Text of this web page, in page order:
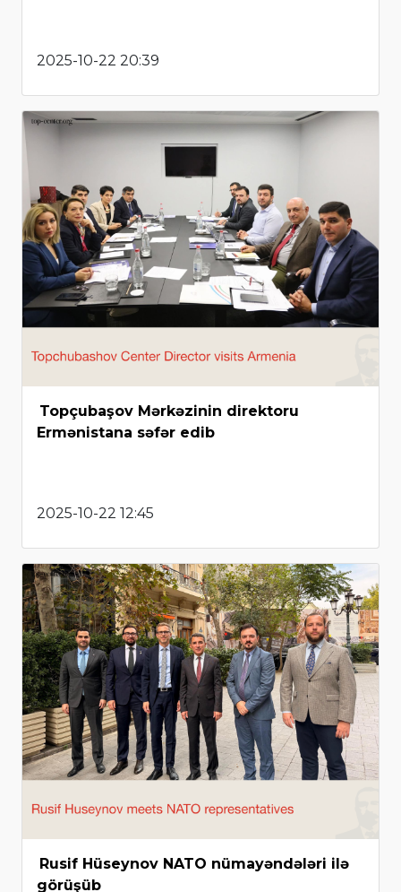
2025-10-22 20:39
Topçubaşov Mərkəzinin direktoru
Ermənistana səfər edib
2025-10-22 12:45
Rusif Hüseynov NATO nümayəndələri ilə
görüşüb